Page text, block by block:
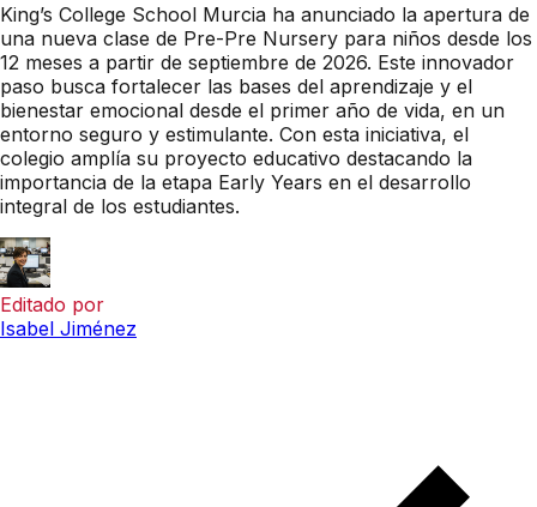
King’s College School Murcia ha anunciado la apertura de
una nueva clase de Pre-Pre Nursery para niños desde los
12 meses a partir de septiembre de 2026. Este innovador
paso busca fortalecer las bases del aprendizaje y el
bienestar emocional desde el primer año de vida, en un
entorno seguro y estimulante. Con esta iniciativa, el
colegio amplía su proyecto educativo destacando la
importancia de la etapa Early Years en el desarrollo
integral de los estudiantes.
Editado por
Isabel Jiménez